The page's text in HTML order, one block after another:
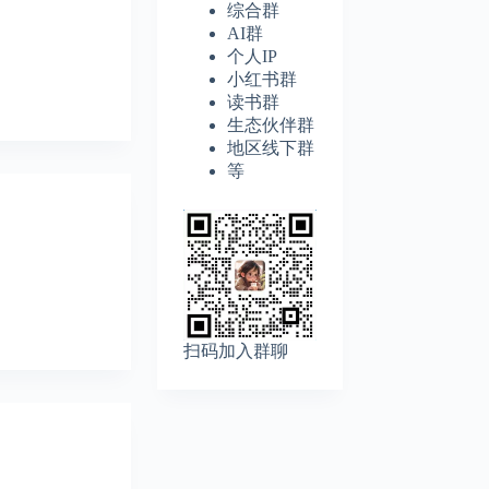
综合群
AI群
个人IP
小红书群
读书群
生态伙伴群
地区线下群
等
扫码加入群聊